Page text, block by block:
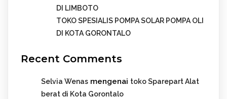
DI LIMBOTO
TOKO SPESIALIS POMPA SOLAR POMPA OLI
DI KOTA GORONTALO
Recent Comments
Selvia Wenas mengenai toko Sparepart Alat
berat di Kota Gorontalo